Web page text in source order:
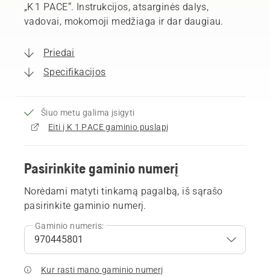
„K 1 PACE“. Instrukcijos, atsarginės dalys,
vadovai, mokomoji medžiaga ir dar daugiau.
Priedai
Specifikacijos
Šiuo metu galima įsigyti
Eiti į K 1 PACE gaminio puslapį
Pasirinkite gaminio numerį
Norėdami matyti tinkamą pagalbą, iš sąrašo
pasirinkite gaminio numerį.
Gaminio numeris:
Kur rasti mano gaminio numerį